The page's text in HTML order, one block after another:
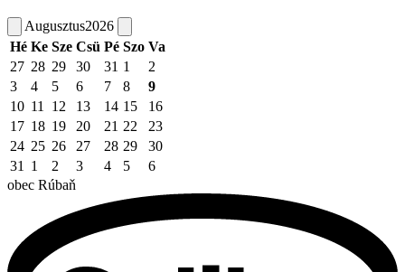
Augusztus2026
Hé Ke Sze Csü Pé Szo Va
27 28 29 30 31 1
2
3
4 5 6 7 8
9
10 11 12 13 14 15
16
17 18 19 20 21 22
23
24 25 26 27 28 29
30
31
1 2 3 4 5
6
obec Rúbaň